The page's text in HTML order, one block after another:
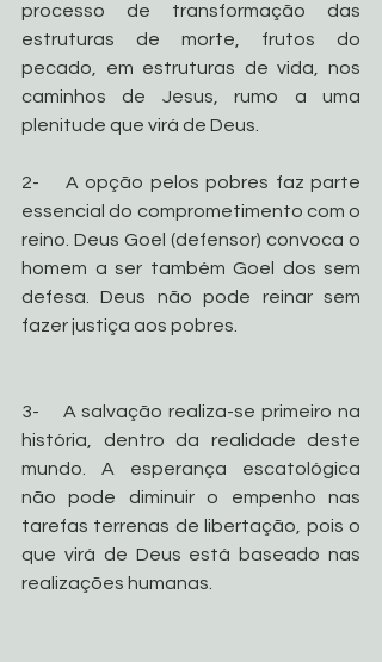
processo de transformação das
estruturas de morte, frutos do
pecado, em estruturas de vida, nos
caminhos de Jesus, rumo a uma
plenitude que virá de Deus.
2-    A opção pelos pobres faz parte
essencial do comprometimento com o
reino. Deus Goel (defensor) convoca o
homem a ser também Goel dos sem
defesa. Deus não pode reinar sem
fazer justiça aos pobres.
3-    A salvação realiza-se primeiro na
história, dentro da realidade deste
mundo. A esperança escatológica
não pode diminuir o empenho nas
tarefas terrenas de libertação, pois o
que virá de Deus está baseado nas
realizações humanas.